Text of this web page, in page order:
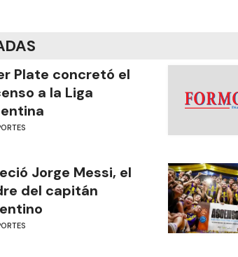
Plate concretó el
a la Liga
Jorge Messi, el
del capitán